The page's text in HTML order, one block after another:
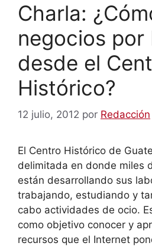
Charla:
negocios por
desde el
Histórico?
12 julio, 2012 por Redacción
El Centro Histórico de
delimitada en donde miles
están desarrollando sus
trabajando, estudiando y
cabo actividades de ocio.
como objetivo conocer y
recursos que el Internet